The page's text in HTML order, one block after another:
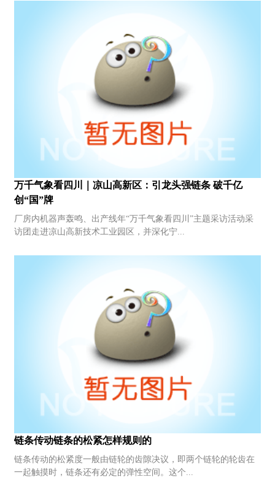
万千气象看四川｜凉山高新区：引龙头强链条 破千亿
创“国”牌
厂房内机器声轰鸣、出产线年“万千气象看四川”主题采访活动采
访团走进凉山高新技术工业园区，并深化宁...
链条传动链条的松紧怎样规则的
链条传动的松紧度一般由链轮的齿隙决议，即两个链轮的轮齿在
一起触摸时，链条还有必定的弹性空间。这个...